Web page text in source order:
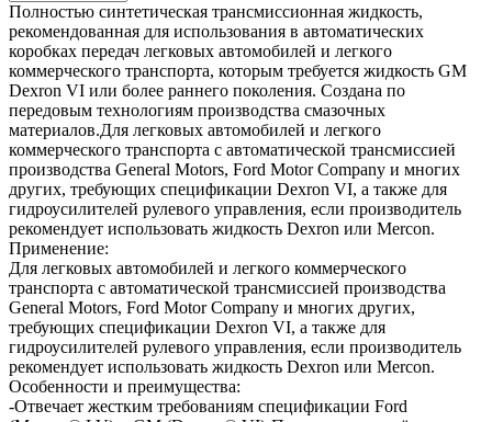
Полностью синтетическая трансмиссионная жидкость,
рекомендованная для использования в автоматических
коробках передач легковых автомобилей и легкого
коммерческого транспорта, которым требуется жидкость GM
Dexron VI или более раннего поколения. Создана по
передовым технологиям производства смазочных
материалов.Для легковых автомобилей и легкого
коммерческого транспорта с автоматической трансмиссией
производства General Motors, Ford Motor Company и многих
других, требующих спецификации Dexron VI, а также для
гидроусилителей рулевого управления, если производитель
рекомендует использовать жидкость Dexron или Mercon.
Применение:
Для легковых автомобилей и легкого коммерческого
транспорта с автоматической трансмиссией производства
General Motors, Ford Motor Company и многих других,
требующих спецификации Dexron VI, а также для
гидроусилителей рулевого управления, если производитель
рекомендует использовать жидкость Dexron или Mercon.
Особенности и преимущества:
-Отвечает жестким требованиям спецификации Ford